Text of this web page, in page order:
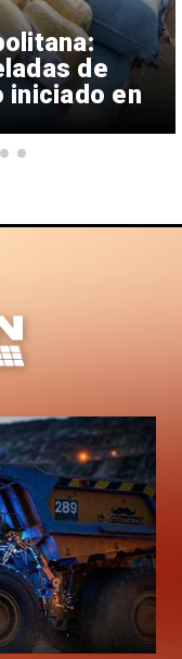
de
iniciado en